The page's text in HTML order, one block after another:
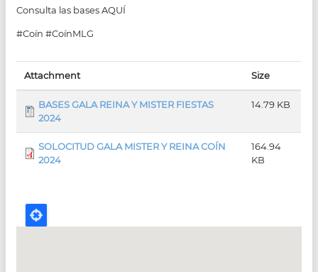
Consulta las bases AQUÍ
#Coín #CoínMLG
Attachment Size
BASES GALA REINA Y MISTER FIESTAS
2024
14.79 KB
SOLOCITUD GALA MISTER Y REINA COÍN
2024
164.94
KB